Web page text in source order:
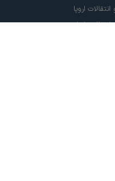
اروپا
ایران